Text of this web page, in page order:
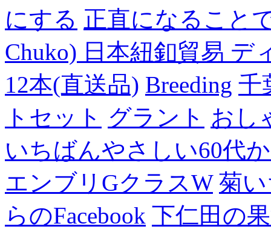
にする 正直になること
Chuko) 日本紐釦貿易 デ
12本(直送品) Breeding 千
トセット グラント おし
いちばんやさしい60代
エンブリGクラスW 菊
らのFacebook 下仁田の